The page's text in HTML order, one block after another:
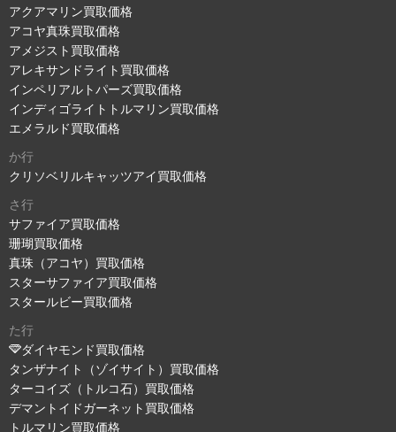
アクアマリン買取価格
アコヤ真珠買取価格
アメジスト買取価格
アレキサンドライト買取価格
インペリアルトパーズ買取価格
インディゴライトトルマリン買取価格
エメラルド買取価格
か行
クリソベリルキャッツアイ買取価格
さ行
サファイア買取価格
珊瑚買取価格
真珠（アコヤ）買取価格
スターサファイア買取価格
スタールビー買取価格
た行
ダイヤモンド買取価格
タンザナイト（ゾイサイト）買取価格
ターコイズ（トルコ石）買取価格
デマントイドガーネット買取価格
トルマリン買取価格